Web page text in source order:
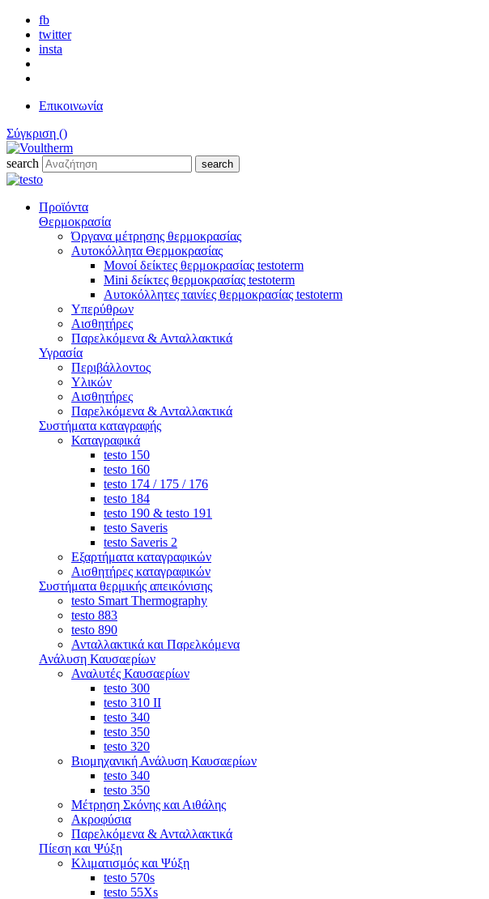
fb
twitter
insta
Επικοινωνία
Σύγκριση ()
search search
Προϊόντα
Θερμοκρασία
Όργανα μέτρησης θερμοκρασίας
Αυτοκόλλητα Θερμοκρασίας
Μονοί δείκτες θερμοκρασίας testoterm
Mini δείκτες θερμοκρασίας testoterm
Αυτοκόλλητες ταινίες θερμοκρασίας testoterm
Υπερύθρων
Αισθητήρες
Παρελκόμενα & Ανταλλακτικά
Υγρασία
Περιβάλλοντος
Υλικών
Αισθητήρες
Παρελκόμενα & Ανταλλακτικά
Συστήματα καταγραφής
Καταγραφικά
testo 150
testo 160
testo 174 / 175 / 176
testo 184
testo 190 & testo 191
testo Saveris
testo Saveris 2
Εξαρτήματα καταγραφικών
Αισθητήρες καταγραφικών
Συστήματα θερμικής απεικόνισης
testo Smart Thermography
testo 883
testo 890
Ανταλλακτικά και Παρελκόμενα
Ανάλυση Καυσαερίων
Αναλυτές Καυσαερίων
testo 300
testo 310 ΙΙ
testo 340
testo 350
testo 320
Βιομηχανική Ανάλυση Καυσαερίων
testo 340
testo 350
Μέτρηση Σκόνης και Αιθάλης
Ακροφύσια
Παρελκόμενα & Ανταλλακτικά
Πίεση και Ψύξη
Κλιματισμός και Ψύξη
testo 570s
testo 55Xs